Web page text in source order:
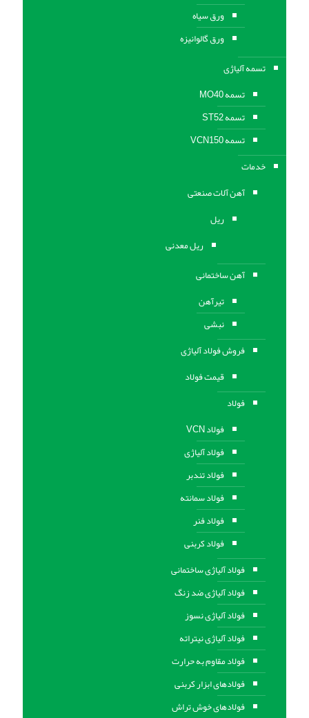
ورق سیاه
ورق گالوانیزه
تسمه آلیاژی
تسمه MO40
تسمه ST52
تسمه VCN150
خدمات
آهن آلات صنعتی
ریل
ریل معدنی
آهن ساختمانی
تیرآهن
نبشی
فروش فولاد آلیاژی
قیمت فولاد
فولاد
فولاد VCN
فولاد آلیاژی
فولاد تندبر
فولاد سمانته
فولاد فنر
فولاد کربنی
فولاد آلیاژی ساختمانی
فولاد آلیاژی ضد زنگ
فولاد آلیاژی نسوز
فولاد آلیاژی نیتراته
فولاد مقاوم به حرارت
فولادهای ابزار کربنی
فولادهای خوش تراش